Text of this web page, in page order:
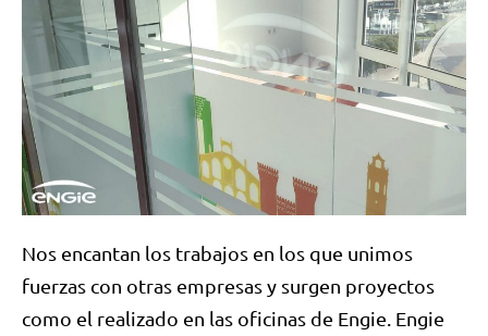
Nos encantan los trabajos en los que unimos
fuerzas con otras empresas y surgen proyectos
como el realizado en las oficinas de Engie. Engie